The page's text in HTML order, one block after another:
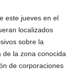
este jueves en el
localizados
sobre la
la zona conocida
de corporaciones